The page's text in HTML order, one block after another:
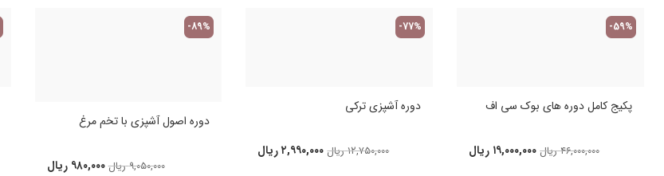
-59%
پکیج کامل دوره های بوک سی اف
۴۶,۰۰۰,۰۰۰ ریال ۱۹,۰۰۰,۰۰۰ ریال
-77%
دوره آشپزی ترکی
۱۲,۷۵۰,۰۰۰ ریال ۲,۹۹۰,۰۰۰ ریال
-89%
دوره اصول آشپزی با تخم مرغ
۹,۰۵۰,۰۰۰ ریال ۹۸۰,۰۰۰ ریال